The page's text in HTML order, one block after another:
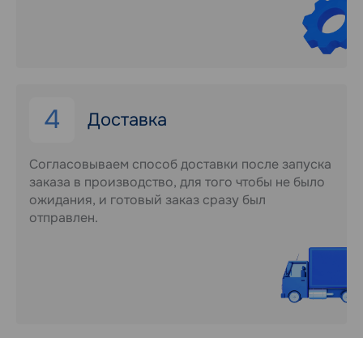
4 Доставка
Согласовываем способ доставки после запуска
заказа в производство, для того чтобы не было
ожидания, и готовый заказ сразу был
отправлен.